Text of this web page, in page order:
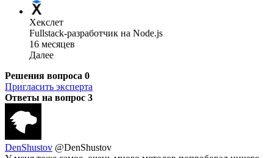
Хекслет
Fullstack-разработчик на Node.js
16 месяцев
Далее
Решения вопроса 0
Пригласить эксперта
Ответы на вопрос 3
DenShustov @DenShustov